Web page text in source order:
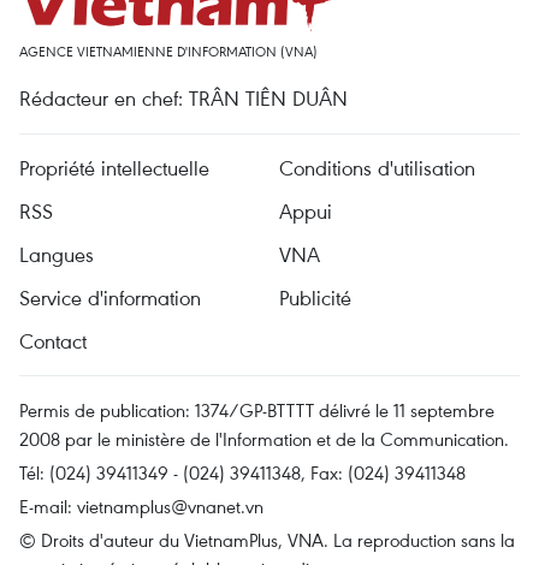
AGENCE VIETNAMIENNE D'INFORMATION (VNA)
Rédacteur en chef: TRÂN TIÊN DUÂN
Propriété intellectuelle
Conditions d'utilisation
RSS
Appui
Langues
VNA
Service d'information
Publicité
Contact
Permis de publication: 1374/GP-BTTTT délivré le 11 septembre
2008 par le ministère de l'Information et de la Communication.
Tél: (024) 39411349 - (024) 39411348, Fax: (024) 39411348
E-mail: vietnamplus@vnanet.vn
© Droits d'auteur du VietnamPlus, VNA. La reproduction sans la